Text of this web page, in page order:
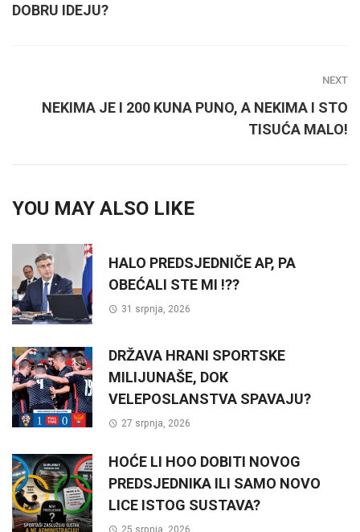
DOBRU IDEJU?
NEXT
NEKIMA JE I 200 KUNA PUNO, A NEKIMA I STO
TISUĆA MALO!
YOU MAY ALSO LIKE
HALO PREDSJEDNIČE AP, PA
OBEĆALI STE MI !??
31 srpnja, 2026
DRŽAVA HRANI SPORTSKE
MILIJUNAŠE, DOK
VELEPOSLANSTVA SPAVAJU?
27 srpnja, 2026
HOĆE LI HOO DOBITI NOVOG
PREDSJEDNIKA ILI SAMO NOVO
LICE ISTOG SUSTAVA?
25 srpnja, 2026